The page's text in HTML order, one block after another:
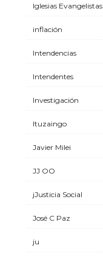
Iglesias Evangelistas
inflación
Intendencias
Intendentes
Investigación
Ituzaingo
Javier Milei
JJ OO
jJusticia Social
José C Paz
ju